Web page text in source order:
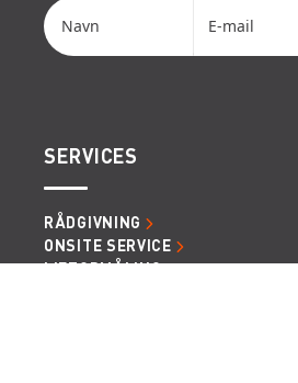
SERVICES
RÅDGIVNING
ONSITE SERVICE
LIFTOPMÅLING